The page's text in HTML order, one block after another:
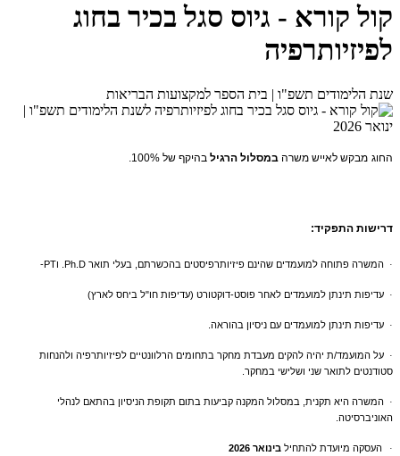
קול קורא - גיוס סגל בכיר בחוג
לפיזיותרפיה
שנת הלימודים תשפ"ו | בית הספר למקצועות הבריאות
החוג מבקש לאייש משרה במסלול הרגיל בהיקף של .100%
דרישות התפקיד:
· המשרה פתוחה למועמדים שהינם פיזיותרפיסטים בהכשרתם, בעלי תואר Ph.D. וPT-
· עדיפות תינתן למועמדים לאחר פוסט-דוקטורט (עדיפות חו"ל ביחס לארץ)
· עדיפות תינתן למועמדים עם ניסיון בהוראה.
·
על המועמד/ת יהיה להקים מעבדת מחקר בתחומים הרלוונטיים לפיזיותרפיה ולהנחות
סטודנטים לתואר שני ושלישי במחקר.
·
המשרה היא תקנית, במסלול המקנה קביעות בתום תקופת הניסיון בהתאם לנהלי
האוניברסיטה.
· העסקה מיועדת להתחיל בינואר 2026